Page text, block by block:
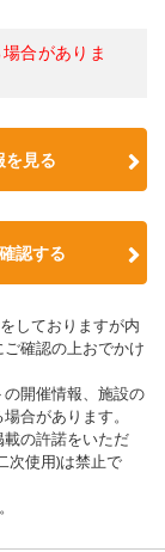
合がありま
を見る
認する
しておりますが内
確認の上おでかけ
開催情報、施設の
合があります。
の許諾をいただ
次使用)は禁止で